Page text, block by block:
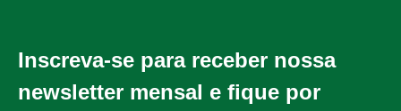
Inscreva-se para receber nossa
newsletter mensal e fique por